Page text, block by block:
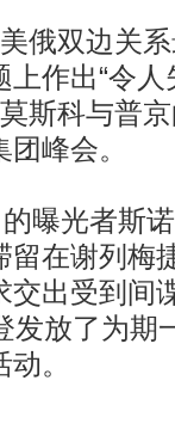
双边关系
作出“令
斯科与普
峰会。
曝光者斯
在谢列梅
出受到间
发放了为期
。